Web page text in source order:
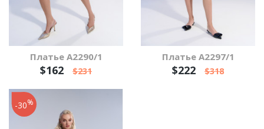
Платье А2290/1
$162 $231
Платье А2297/1
$222 $318
-30%